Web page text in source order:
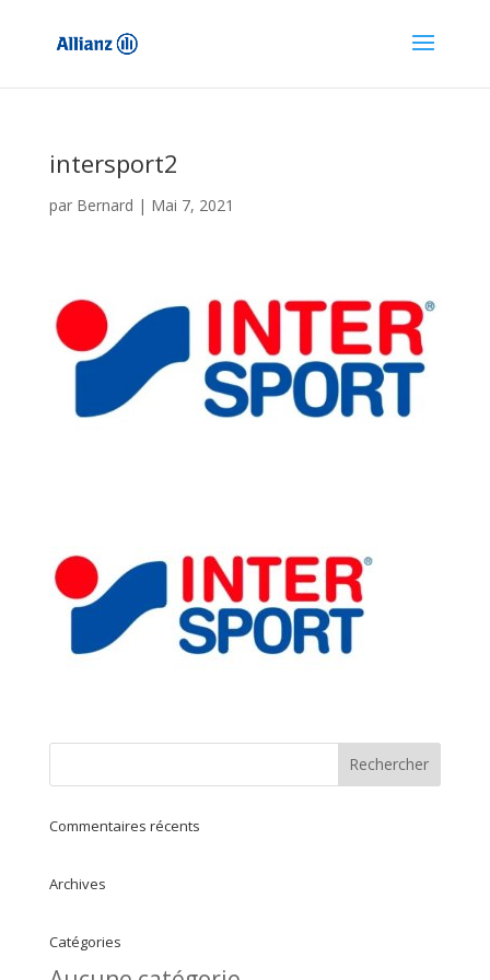
intersport2
par Bernard | Mai 7, 2021
Commentaires récents
Archives
Catégories